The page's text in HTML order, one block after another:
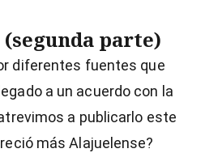
(segunda parte)
diferentes fuentes que
a un acuerdo con la
a publicarlo este
más Alajuelense?